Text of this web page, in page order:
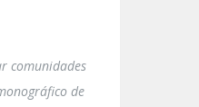
comunidades
de